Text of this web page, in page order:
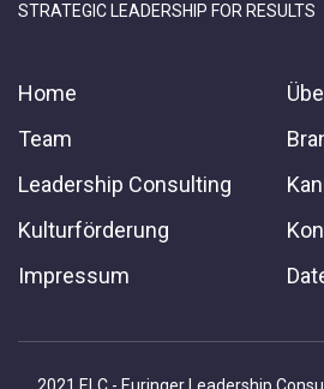
STRATEGIC LEADERSHIP FOR RESULTS
Home
Team
Leadership Consulting
Kulturförderung
Impressum